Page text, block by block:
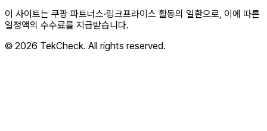
이 사이트는 쿠팡 파트너스·링크프라이스 활동의 일환으로, 이에 따른
일정액의 수수료를 지급받습니다.
© 2026 TekCheck. All rights reserved.